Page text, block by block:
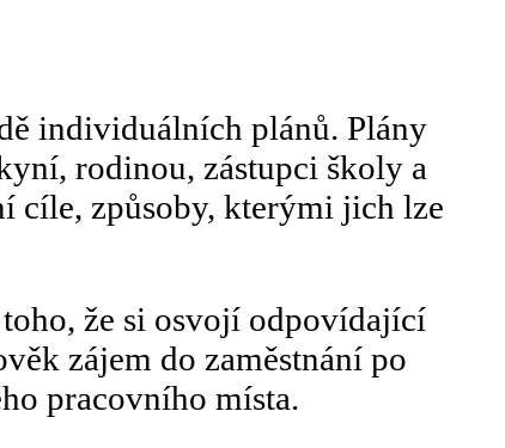
individuálních plánů. Plány
rodinou, zástupci školy a
cíle, způsoby, kterými jich lze
že si osvojí odpovídající
zájem do zaměstnání po
pracovního místa.